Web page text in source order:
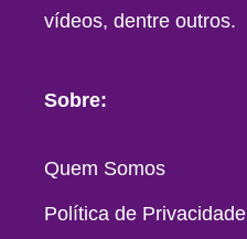
vídeos, dentre outros.
Sobre:
Quem Somos
Política de Privacidade